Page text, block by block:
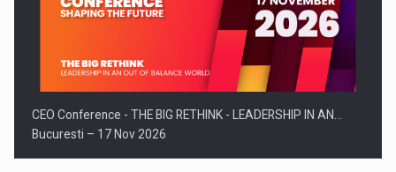
CEO Conference - THE BIG RETHINK - LEADERSHIP IN AN…
Bucuresti – 17 Nov 2026